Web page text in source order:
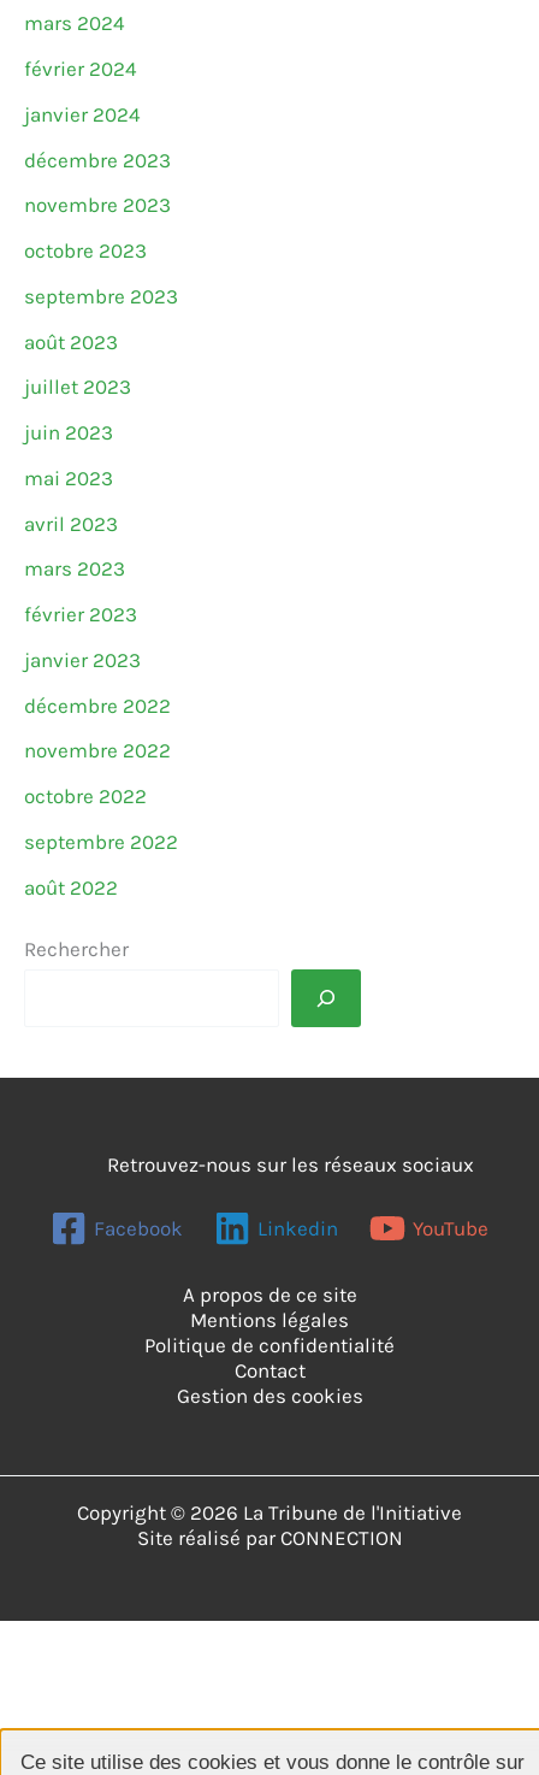
Ce site utilise des cookies et vous donne le contrôle sur
mars 2024
février 2024
janvier 2024
décembre 2023
novembre 2023
octobre 2023
septembre 2023
août 2023
juillet 2023
juin 2023
mai 2023
avril 2023
mars 2023
février 2023
janvier 2023
décembre 2022
novembre 2022
octobre 2022
septembre 2022
août 2022
Rechercher
Retrouvez-nous sur les réseaux sociaux
Facebook Linkedin YouTube
A propos de ce site
Mentions légales
Politique de confidentialité
Contact
Gestion des cookies
Copyright © 2026 La Tribune de l'Initiative
Site réalisé par CONNECTION